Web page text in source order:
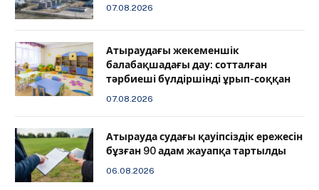
07.08.2026
Атыраудағы жекеменшік
балабақшадағы дау: сотталған
тәрбиеші бүлдіршінді ұрып-соққан
07.08.2026
Атырауда судағы қауіпсіздік ережесін
бұзған 90 адам жауапқа тартылды
06.08.2026